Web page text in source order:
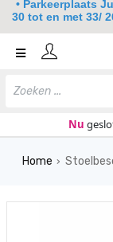
Nu
Home
Home ›
• Parkeerplaats
30 tot en met 33/